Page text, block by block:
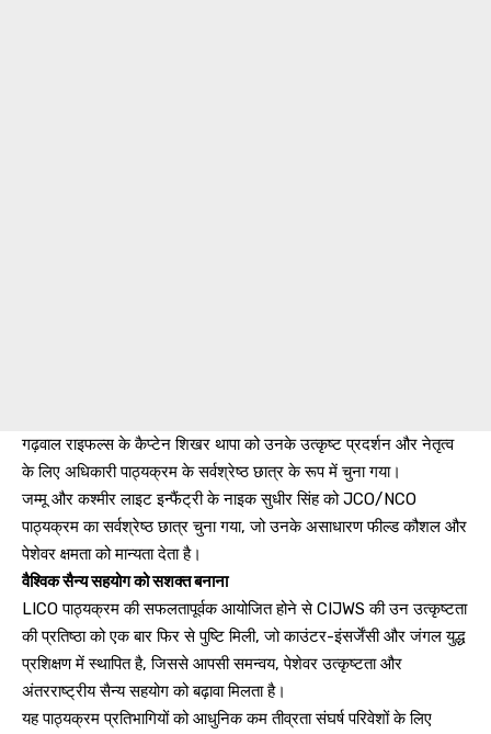
गढ़वाल राइफल्स के कैप्टेन शिखर थापा को उनके उत्कृष्ट प्रदर्शन और नेतृत्व
के लिए अधिकारी पाठ्यक्रम के सर्वश्रेष्ठ छात्र के रूप में चुना गया।
जम्मू और कश्मीर लाइट इन्फैंट्री के नाइक सुधीर सिंह को JCO/NCO
पाठ्यक्रम का सर्वश्रेष्ठ छात्र चुना गया, जो उनके असाधारण फील्ड कौशल और
पेशेवर क्षमता को मान्यता देता है।
वैश्विक सैन्य सहयोग को सशक्त बनाना
LICO पाठ्यक्रम की सफलतापूर्वक आयोजित होने से CIJWS की उन उत्कृष्टता
की प्रतिष्ठा को एक बार फिर से पुष्टि मिली, जो काउंटर-इंसर्जेंसी और जंगल युद्ध
प्रशिक्षण में स्थापित है, जिससे आपसी समन्वय, पेशेवर उत्कृष्टता और
अंतरराष्ट्रीय सैन्य सहयोग को बढ़ावा मिलता है।
यह पाठ्यक्रम प्रतिभागियों को आधुनिक कम तीव्रता संघर्ष परिवेशों के लिए